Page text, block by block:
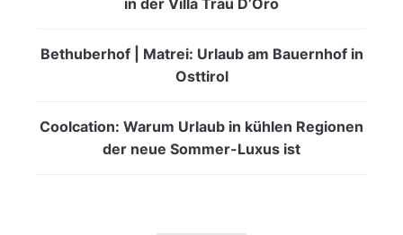
Bethuberhof | Matrei: Urlaub am Bauernhof in
Osttirol
Coolcation: Warum Urlaub in kühlen Regionen
der neue Sommer-Luxus ist